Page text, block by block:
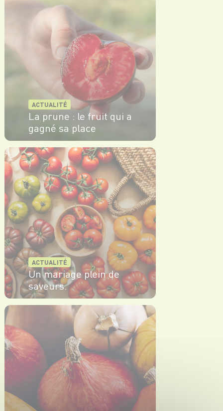
ACTUALITÉ
La prune : le fruit qui a
gagné sa place
EN SAVOIR PLUS
ACTUALITÉ
Un mariage plein de
saveurs.
EN SAVOIR PLUS